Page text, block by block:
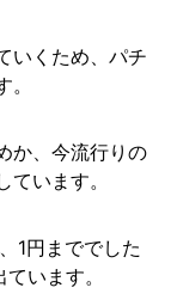
いくため、パチ
か、今流行りの
います。
1円まででした
います。